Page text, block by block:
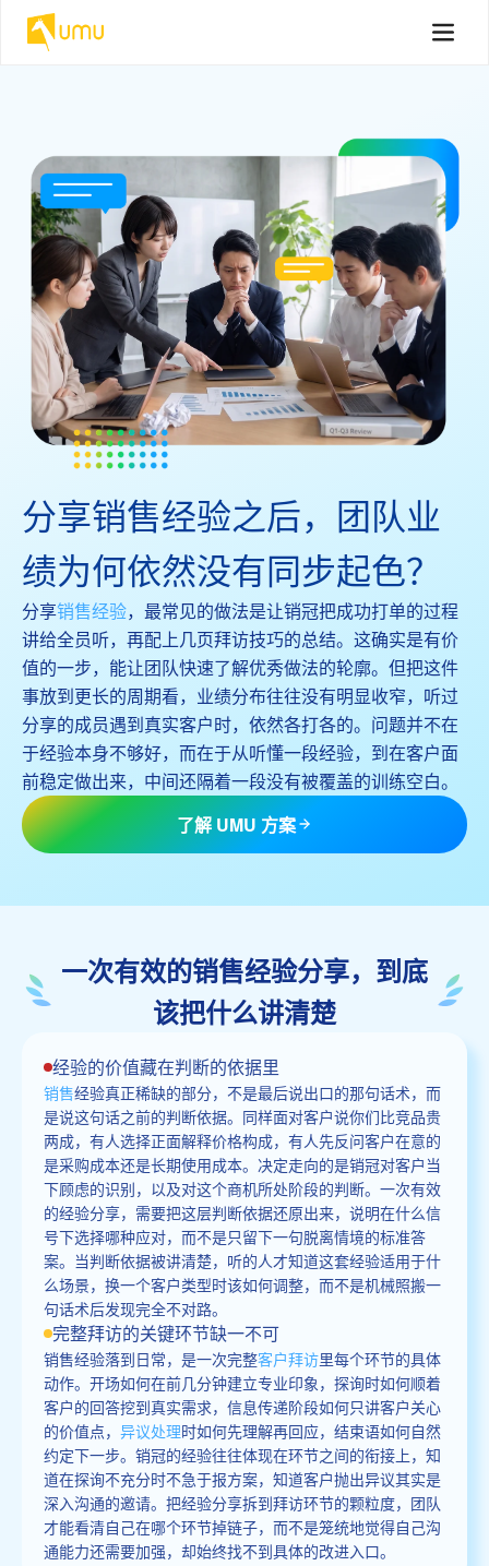
分享销售经验之后，团队业
绩为何依然没有同步起色？
分享销售经验，最常见的做法是让销冠把成功打单的过程
讲给全员听，再配上几页拜访技巧的总结。这确实是有价
值的一步，能让团队快速了解优秀做法的轮廓。但把这件
事放到更长的周期看，业绩分布往往没有明显收窄，听过
分享的成员遇到真实客户时，依然各打各的。问题并不在
于经验本身不够好，而在于从听懂一段经验，到在客户面
前稳定做出来，中间还隔着一段没有被覆盖的训练空白。
了解 UMU 方案
一次有效的销售经验分享，到底
该把什么讲清楚
经验的价值藏在判断的依据里
销售经验真正稀缺的部分，不是最后说出口的那句话术，而
是说这句话之前的判断依据。同样面对客户说你们比竞品贵
两成，有人选择正面解释价格构成，有人先反问客户在意的
是采购成本还是长期使用成本。决定走向的是销冠对客户当
下顾虑的识别，以及对这个商机所处阶段的判断。一次有效
的经验分享，需要把这层判断依据还原出来，说明在什么信
号下选择哪种应对，而不是只留下一句脱离情境的标准答
案。当判断依据被讲清楚，听的人才知道这套经验适用于什
么场景，换一个客户类型时该如何调整，而不是机械照搬一
句话术后发现完全不对路。
完整拜访的关键环节缺一不可
销售经验落到日常，是一次完整客户拜访里每个环节的具体
动作。开场如何在前几分钟建立专业印象，探询时如何顺着
客户的回答挖到真实需求，信息传递阶段如何只讲客户关心
的价值点， 异议处理时如何先理解再回应，结束语如何自然
约定下一步。销冠的经验往往体现在环节之间的衔接上，知
道在探询不充分时不急于报方案，知道客户抛出异议其实是
深入沟通的邀请。把经验分享拆到拜访环节的颗粒度，团队
才能看清自己在哪个环节掉链子，而不是笼统地觉得自己沟
通能力还需要加强，却始终找不到具体的改进入口。